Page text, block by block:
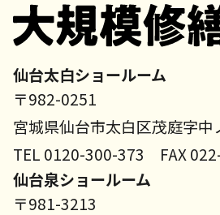
仙台太白ショールーム
〒982-0251
宮城県仙台市太白区茂庭字中
TEL 0120-300-373 FAX
仙台泉ショールーム
〒981-3213